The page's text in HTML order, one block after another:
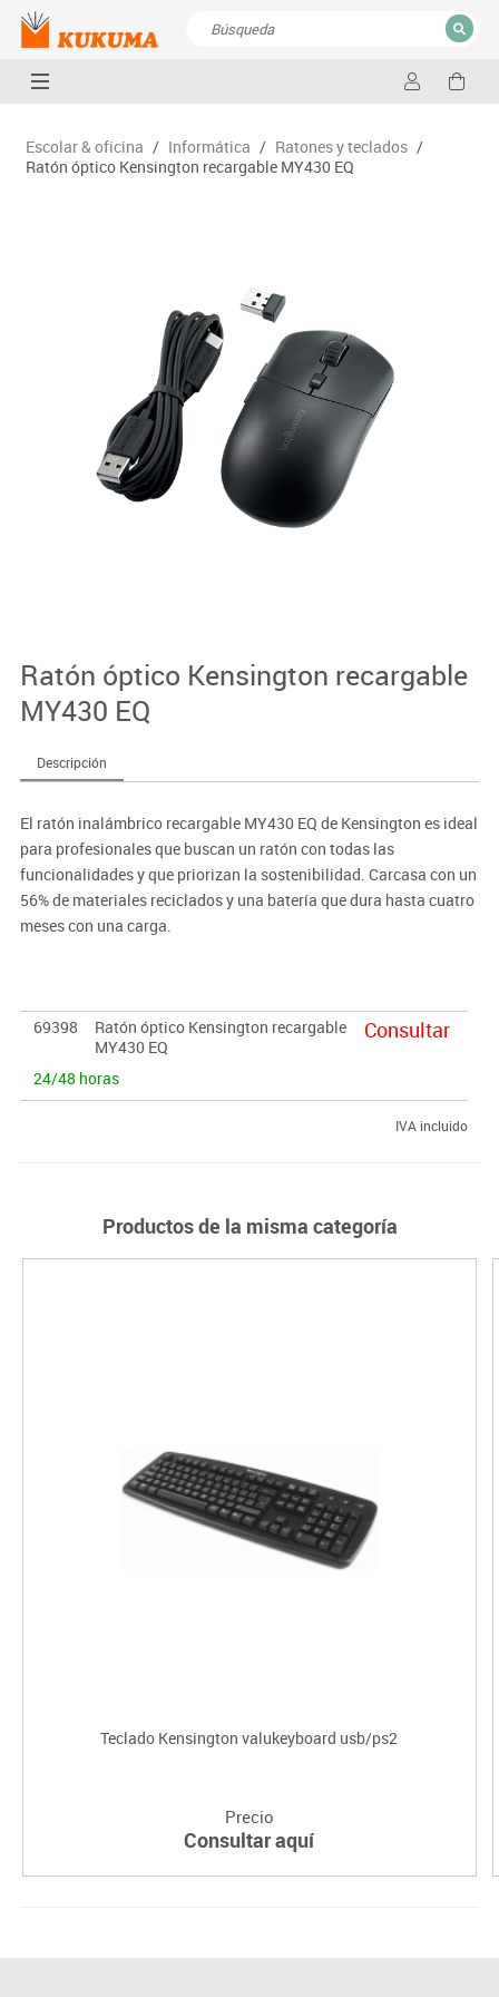
CERRAR
Escolar & oficina / Informática / Ratones y teclados /
Ratón óptico Kensington recargable MY430 EQ
Ratón óptico Kensington recargable
MY430 EQ
Descripción
El ratón inalámbrico recargable MY430 EQ de Kensington es ideal
para profesionales que buscan un ratón con todas las
funcionalidades y que priorizan la sostenibilidad. Carcasa con un
56% de materiales reciclados y una batería que dura hasta cuatro
meses con una carga.
69398
Ratón óptico Kensington recargable
MY430 EQ
24/48 horas
Consultar
IVA incluido
Productos de la misma categoría
Teclado Kensington valukeyboard usb/ps2
Precio
Consultar aquí